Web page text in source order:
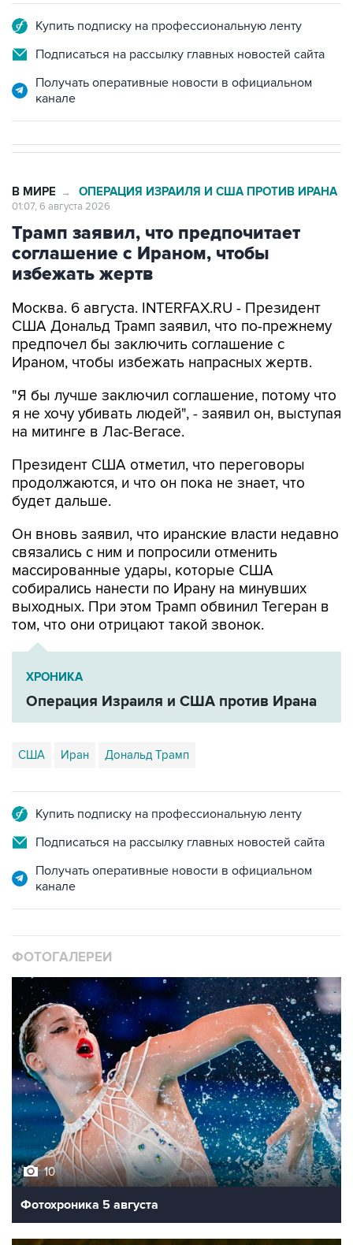
Купить подписку на профессиональную ленту
Подписаться на рассылку главных новостей сайта
Получать оперативные новости в официальном
канале
В МИРЕ → ОПЕРАЦИЯ ИЗРАИЛЯ И США ПРОТИВ ИРАНА
01:07, 6 августа 2026
Трамп заявил, что предпочитает
соглашение с Ираном, чтобы
избежать жертв
Москва. 6 августа. INTERFAX.RU - Президент
США Дональд Трамп заявил, что по-прежнему
предпочел бы заключить соглашение с
Ираном, чтобы избежать напрасных жертв.
"Я бы лучше заключил соглашение, потому что
я не хочу убивать людей", - заявил он, выступая
на митинге в Лас-Вегасе.
Президент США отметил, что переговоры
продолжаются, и что он пока не знает, что
будет дальше.
Он вновь заявил, что иранские власти недавно
связались с ним и попросили отменить
массированные удары, которые США
собирались нанести по Ирану на минувших
выходных. При этом Трамп обвинил Тегеран в
том, что они отрицают такой звонок.
ХРОНИКА
Операция Израиля и США против Ирана
США Иран Дональд Трамп
Купить подписку на профессиональную ленту
Подписаться на рассылку главных новостей сайта
Получать оперативные новости в официальном
канале
ФОТОГАЛЕРЕИ
10
Фотохроника 5 августа